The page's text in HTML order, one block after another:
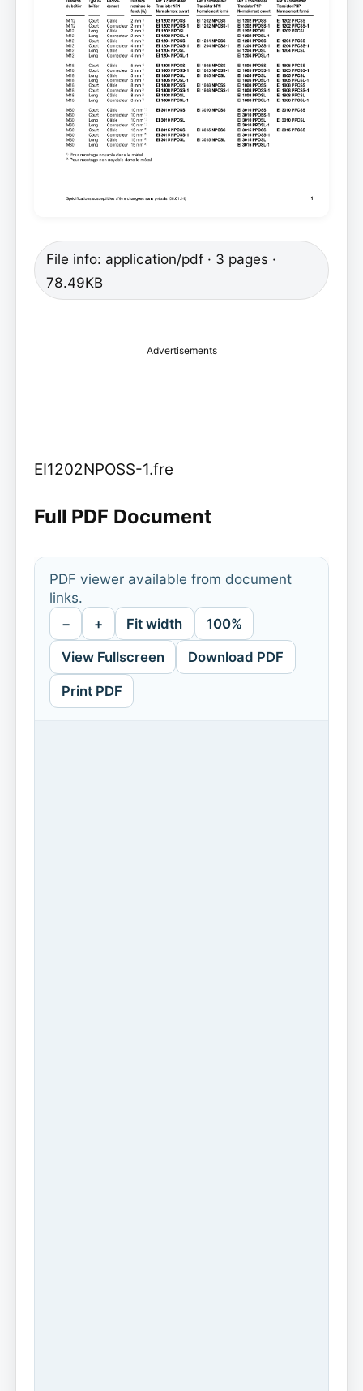
File info: application/pdf · 3 pages ·
78.49KB
Advertisements
EI1202NPOSS-1.fre
Full PDF Document
PDF viewer available from document
links.
− + Fit width 100%
View Fullscreen Download PDF
Print PDF